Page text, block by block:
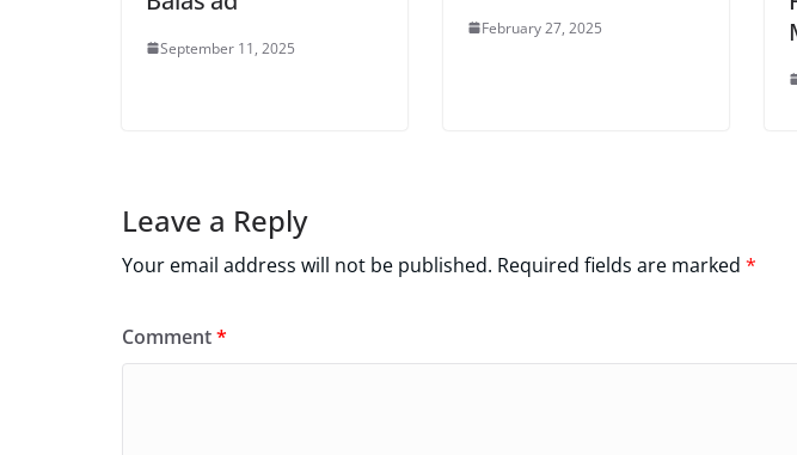
September 11, 2025
February 27, 2025
Leave a Reply
Your email address will not be published. Required fields are marked *
Comment*